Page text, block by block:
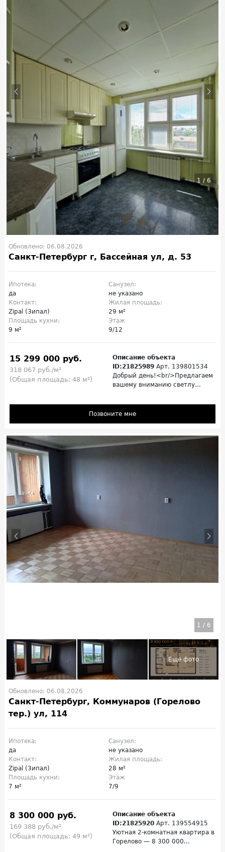
1 / 6
Обновлено: 06.08.2026
Санкт-Петербург г, Бассейная ул, д. 53
Ипотека:
да
Санузел:
не указано
Контакт:
Zipal (Зипал)
Жилая площадь:
29 м²
Площадь кухни:
9 м²
Этаж
9/12
15 299 000 руб.
318 067 руб./м²
(Общая площадь: 48 м²)
Описание объекта
ID:21825989 Арт. 139801534
Добрый день!<br/>Предлагаем
вашему вниманию светлу...
Позвоните мне
1 / 6
Обновлено: 06.08.2026
Санкт-Петербург, Коммунаров (Горелово
тер.) ул, 114
Ипотека:
да
Санузел:
не указано
Контакт:
Zipal (Зипал)
Жилая площадь:
28 м²
Площадь кухни:
7 м²
Этаж
7/9
8 300 000 руб.
169 388 руб./м²
(Общая площадь: 49 м²)
Описание объекта
ID:21825920 Арт. 139554915
Уютная 2-комнатная квартира в
Горелово — 8 300 000...